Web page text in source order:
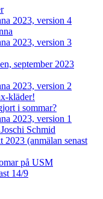
2023, version 4
2023, version 3
september 2023
2023, version 2
kläder!
i sommar?
2023, version 1
Schmid
(anmälan senast
på USM
14/9